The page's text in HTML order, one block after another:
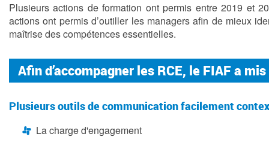
Plusieurs actions de formation ont permis entre 2019 et
actions ont permis d’outiller les managers afin de mieux
maîtrise des compétences essentielles.
Afin d’accompagner les RCE, le FIAF a
Plusieurs outils de communication facilement
La charge d'engagement